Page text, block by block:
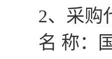
2、采购
名 称：